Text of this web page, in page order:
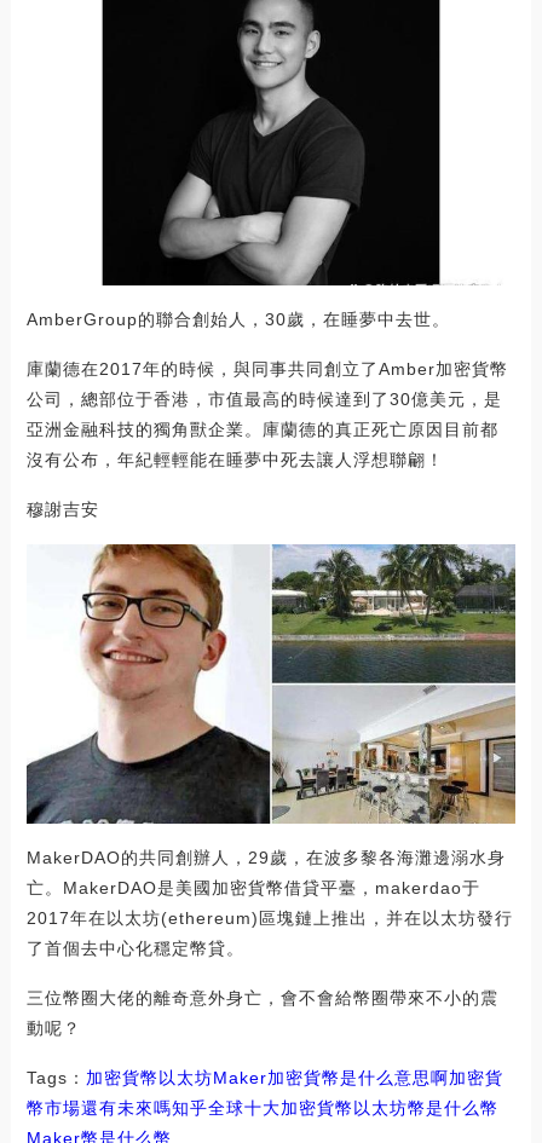
AmberGroup的聯合創始人，30歲，在睡夢中去世。
庫蘭德在2017年的時候，與同事共同創立了Amber加密貨幣
公司，總部位于香港，市值最高的時候達到了30億美元，是
亞洲金融科技的獨角獸企業。庫蘭德的真正死亡原因目前都
沒有公布，年紀輕輕能在睡夢中死去讓人浮想聯翩！
穆謝吉安
MakerDAO的共同創辦人，29歲，在波多黎各海灘邊溺水身
亡。MakerDAO是美國加密貨幣借貸平臺，makerdao于
2017年在以太坊(ethereum)區塊鏈上推出，并在以太坊發行
了首個去中心化穩定幣貸。
三位幣圈大佬的離奇意外身亡，會不會給幣圈帶來不小的震
動呢？
Tags： 加密貨幣以太坊Maker加密貨幣是什么意思啊加密貨
幣市場還有未來嗎知乎全球十大加密貨幣以太坊幣是什么幣
Maker幣是什么幣